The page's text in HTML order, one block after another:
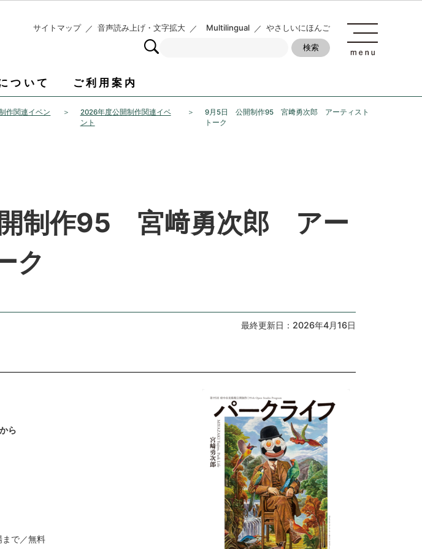
サイトマップ 音声読み上げ・文字拡大 Multilingual やさしいにほんご
ついて ご利用案内
作関連イベン
2026年度公開制作関連イベ
ント
9月5日 公開制作95 宮﨑勇次郎 アーティスト
トーク
制作95 宮﨑勇次郎 アー
ク
最終更新日：2026年4月16日
ら
で／無料